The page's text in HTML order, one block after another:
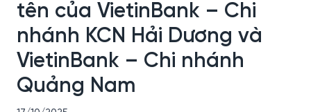
tên của VietinBank – Chi
nhánh KCN Hải Dương và
VietinBank – Chi nhánh
Quảng Nam